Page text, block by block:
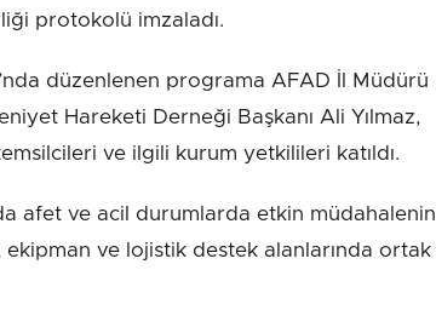
protokolü imzaladı.
düzenlenen programa AFAD İl Müdürü
Hareketi Derneği Başkanı Ali Yılmaz,
ve ilgili kurum yetkilileri katıldı.
afet ve acil durumlarda etkin müdahalenin
ekipman ve lojistik destek alanlarında ortak